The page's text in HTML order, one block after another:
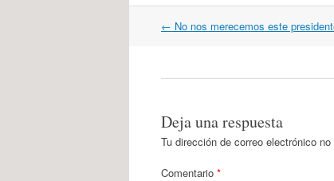
Navegación
← No nos merecemos este
Deja una respuesta
Tu dirección de correo electrónico
Comentario *